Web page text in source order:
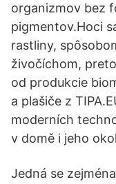
organizmov bez
pigmentov.Hoci
rastliny,
živočíchom,
od produkcie
a plašiče z
moderních
v domě i jeho
Jedná se